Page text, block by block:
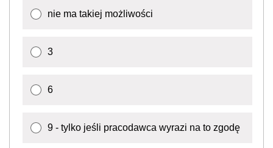
nie ma takiej możliwości
3
6
9 - tylko jeśli pracodawca wyrazi na to zgodę